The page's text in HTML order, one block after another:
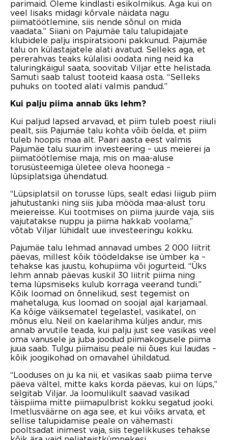
parimaid. Oleme kindlasti esikolmikus. Aga kui on
veel lisaks midagi kõrvale näidata nagu
piimatöötlemine, siis nende sõnul on mida
vaadata.” Siiani on Pajumäe talu talupidajate
klubidele palju inspiratsiooni pakkunud. Pajumäe
talu on külastajatele alati avatud. Selleks aga, et
pererahvas teaks külalisi oodata ning neid ka
taluringkäigul saata, soovitab Viljar ette helistada.
Samuti saab talust tooteid kaasa osta. “Selleks
puhuks on tooted alati valmis pandud.”
Kui palju piima annab üks lehm?
Kui paljud lapsed arvavad, et piim tuleb poest riiuli
pealt, siis Pajumäe talu kohta võib öelda, et piim
tuleb hoopis maa alt. Paari aasta eest valmis
Pajumäe talu suurim investeering – uus meierei ja
piimatöötlemise maja, mis on maa-aluse
torusüsteemiga ületee oleva hoonega –
lüpsiplatsiga ühendatud.
“Lüpsiplatsil on torusse lüps, sealt edasi liigub piim
jahutustanki ning siis juba mööda maa-alust toru
meiereisse. Kui tootmises on piima juurde vaja, siis
vajutatakse nuppu ja piima hakkab voolama,”
võtab Viljar lühidalt uue investeeringu kokku.
Pajumäe talu lehmad annavad umbes 2 000 liitrit
päevas, millest kõik töödeldakse ise ümber ka –
tehakse kas juustu, kohupiima või jogurteid. “Üks
lehm annab päevas kuskil 30 liitrit piima ning
tema lüpsmiseks kulub korraga veerand tundi.”
Kõik loomad on õnnelikud, sest tegemist on
mahetaluga, kus loomad on soojal ajal karjamaal.
Ka kõige väiksematel tegelastel, vasikatel, on
mõnus elu. Neil on kaelarihma küljes andur, mis
annab arvutile teada, kui palju just see vasikas veel
oma vanusele ja juba joodud piimakogusele piima
juua saab. Tulgu piimaisu peale nii õues kui laudas –
kõik joogikohad on omavahel ühildatud.
“Looduses on ju ka nii, et vasikas saab piima terve
päeva vältel, mitte kaks korda päevas, kui on lüps,”
selgitab Viljar. Ja loomulikult saavad vasikad
täispiima mitte piimapulbrist kokku segatud jooki.
Imetlusväärne on aga see, et kui võiks arvata, et
sellise talupidamise peale on vähemasti
pooltsadat inimest vaja, siis tegelikkuses tehakse